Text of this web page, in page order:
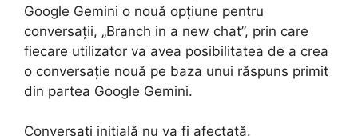
Google Gemini o nouă opțiune pentru
conversații, „Branch in a new chat”, prin care
fiecare utilizator va avea posibilitatea de a crea
o conversație nouă pe baza unui răspuns primit
din partea Google Gemini.
Conversați inițială nu va fi afectată.